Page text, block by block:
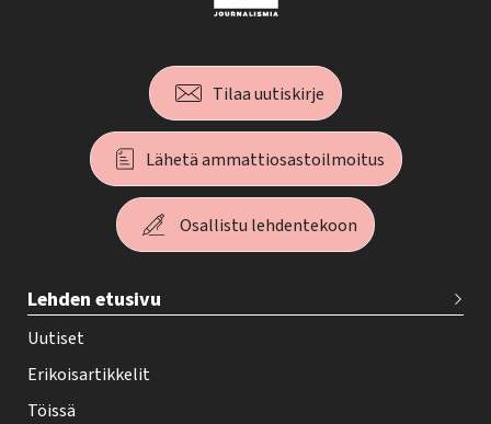
Tilaa uutiskirje
Lähetä ammattiosastoilmoitus
Osallistu lehdentekoon
e
h
y
-
Lehden etusivu
Uutiset
Erikoisartikkelit
Töissä